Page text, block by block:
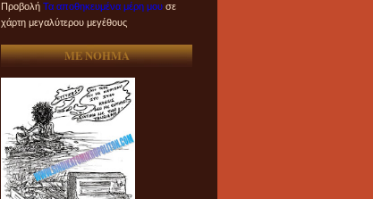
Προβολή Τα αποθηκευμένα μέρη μου σε
χάρτη μεγαλύτερου μεγέθους
ME NOHMA